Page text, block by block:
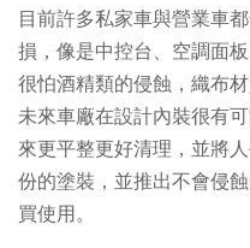
目前許多私家車與營業車
損，像是中控台、空調面
很怕酒精類的侵蝕，織布
未來車廠在設計內裝很有
來更平整更好清理，並將
份的塗裝，並推出不會侵
買使用。